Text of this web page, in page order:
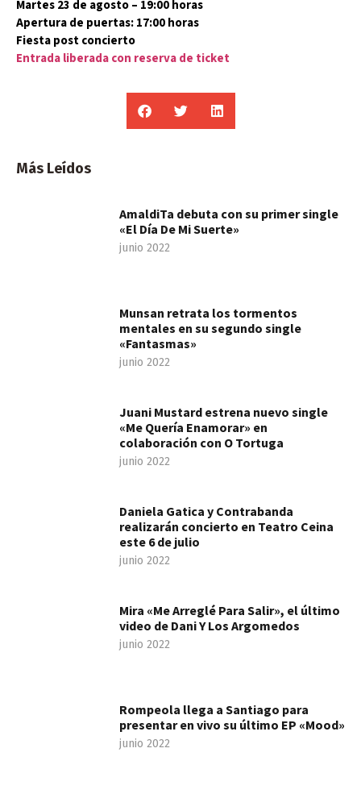
Martes 23 de agosto – 19:00 horas
Apertura de puertas: 17:00 horas
Fiesta post concierto
Entrada liberada con reserva de ticket
Más Leídos
AmaldiTa debuta con su primer single
«El Día De Mi Suerte»
junio 2022
Munsan retrata los tormentos
mentales en su segundo single
«Fantasmas»
junio 2022
Juani Mustard estrena nuevo single
«Me Quería Enamorar» en
colaboración con O Tortuga
junio 2022
Daniela Gatica y Contrabanda
realizarán concierto en Teatro Ceina
este 6 de julio
junio 2022
Mira «Me Arreglé Para Salir», el último
video de Dani Y Los Argomedos
junio 2022
Rompeola llega a Santiago para
presentar en vivo su último EP «Mood»
junio 2022